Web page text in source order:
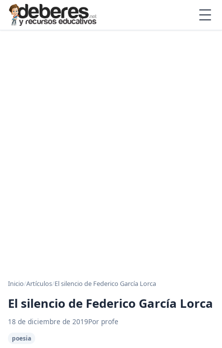
Inicio/Artículos/El silencio de Federico García Lorca
El silencio de Federico García Lorca
18 de diciembre de 2019Por profe
poesia